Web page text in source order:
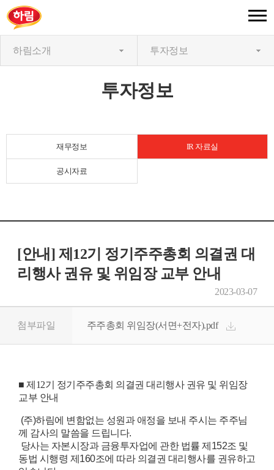
하림소개 투자정보
투자정보
재무정보 IR 자료실
공시자료
[안내] 제12기 정기주주총회 의결권 대
리행사 권유 및 위임장 교부 안내
2023-03-07
첨부파일 주주총회 위임장(서면+전자).pdf
■ 제12기 정기주주총회 의결권 대리행사 권유 및 위임장
교부 안내
(주)하림에 변함없는 성원과 애정을 보내 주시는 주주님
께 감사의 말씀을 드립니다.
당사는 자본시장과 금융투자업에 관한 법률 제152조 및
동법 시행령 제160조에 따라 의결권 대리행사를 권유하고